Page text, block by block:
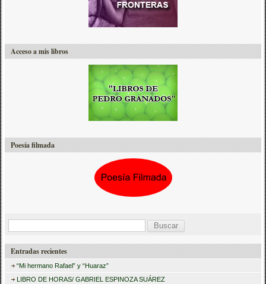
Acceso a mis libros
Poesía filmada
s
Entradas recientes
“Mi hermano Rafael” y “Huaraz”
LIBRO DE HORAS/ GABRIEL ESPINOZA SUÁREZ